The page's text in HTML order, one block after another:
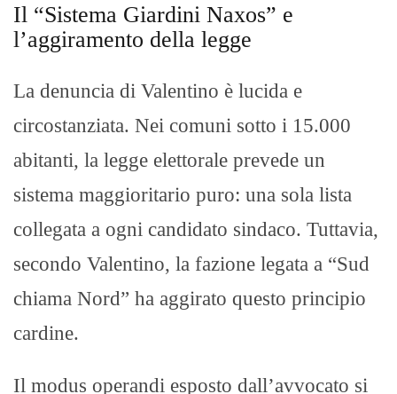
Il “Sistema Giardini Naxos” e
l’aggiramento della legge
La denuncia di Valentino è lucida e
circostanziata. Nei comuni sotto i 15.000
abitanti, la legge elettorale prevede un
sistema maggioritario puro: una sola lista
collegata a ogni candidato sindaco. Tuttavia,
secondo Valentino, la fazione legata a “Sud
chiama Nord” ha aggirato questo principio
cardine.
Il modus operandi esposto dall’avvocato si